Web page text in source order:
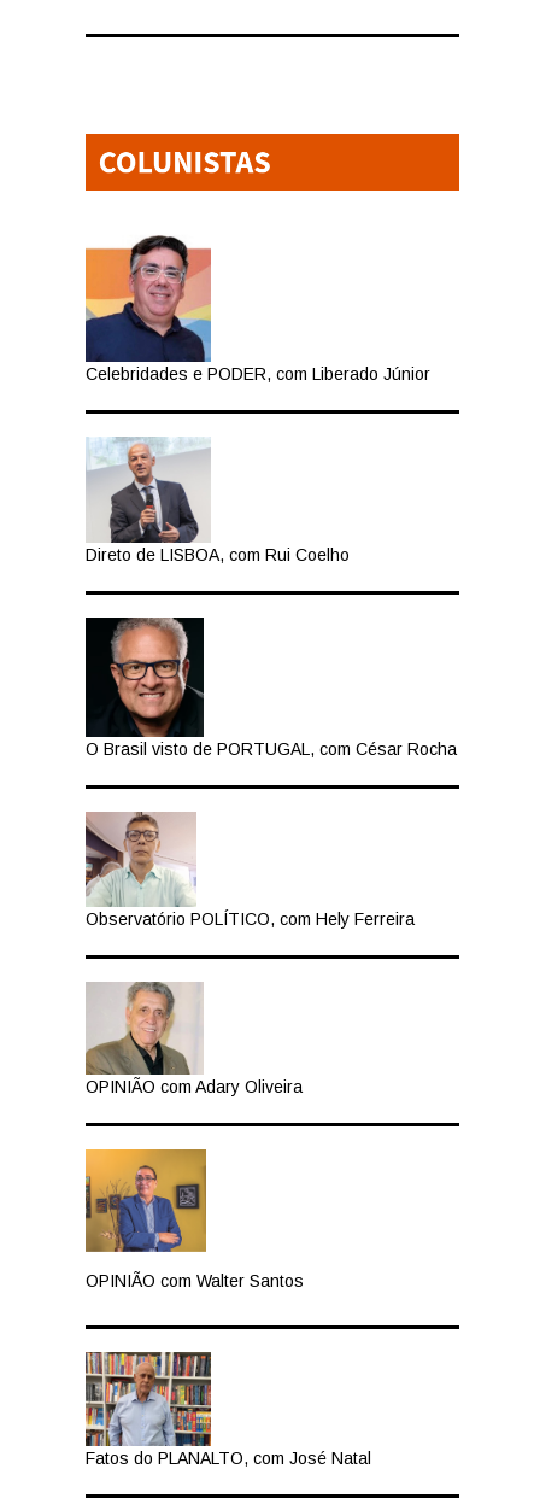
Celebridades e PODER, com Liberado Júnior
Direto de LISBOA, com Rui Coelho
O Brasil visto de PORTUGAL, com César Rocha
Observatório POLÍTICO, com Hely Ferreira
OPINIÃO com Adary Oliveira
OPINIÃO com Walter Santos
Fatos do PLANALTO, com José Natal